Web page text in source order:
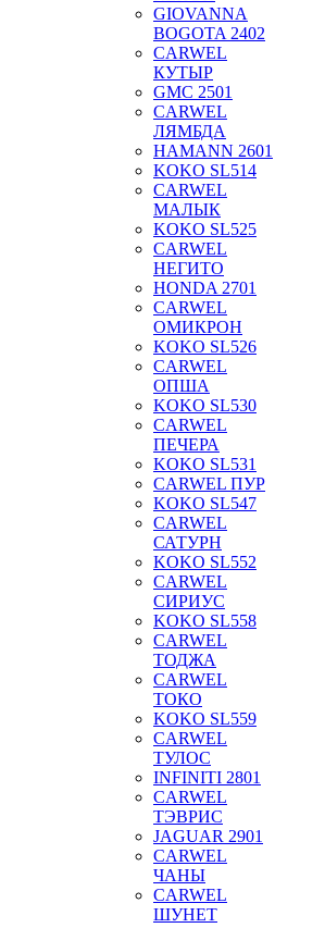
GIOVANNA
BOGOTA 2402
CARWEL
КУТЫР
GMC 2501
CARWEL
ЛЯМБДА
HAMANN 2601
KOKO SL514
CARWEL
МАЛЫК
KOKO SL525
CARWEL
НЕГИТО
HONDA 2701
CARWEL
ОМИКРОН
KOKO SL526
CARWEL
ОПША
KOKO SL530
CARWEL
ПЕЧЕРА
KOKO SL531
CARWEL ПУР
KOKO SL547
CARWEL
САТУРН
KOKO SL552
CARWEL
СИРИУС
KOKO SL558
CARWEL
ТОДЖА
CARWEL
ТОКО
KOKO SL559
CARWEL
ТУЛОС
INFINITI 2801
CARWEL
ТЭВРИС
JAGUAR 2901
CARWEL
ЧАНЫ
CARWEL
ШУНЕТ